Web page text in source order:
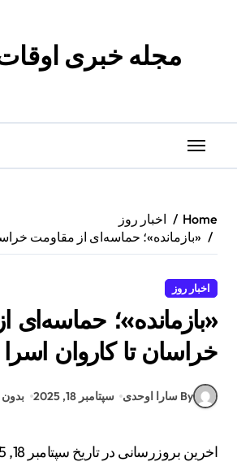
مجله خبری
Home
اخبار روز
«بازمانده»؛ حماسه‌ای از مقاومت
اخبار روز
«بازمانده»؛ حماسه‌ای
خراسان تا کاروان اسرا
By سارا اوحدی سپتامبر 18, 2025 بدون
اخرین بروزرسانی در تاریخ سپتامبر 18, 2025 توسط